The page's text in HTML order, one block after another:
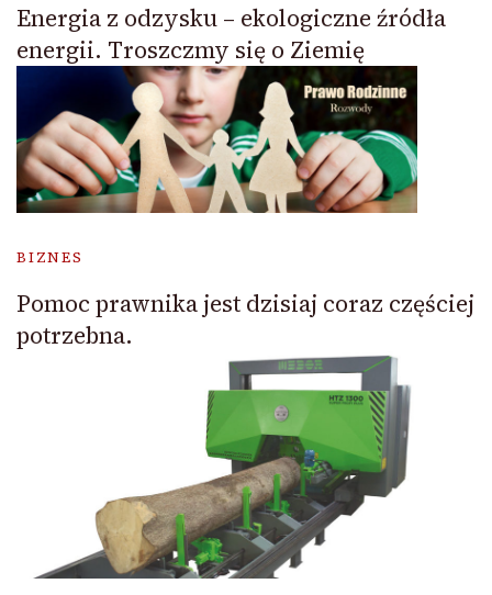
Energia z odzysku – ekologiczne źródła
energii. Troszczmy się o Ziemię
BIZNES
Pomoc prawnika jest dzisiaj coraz częściej
potrzebna.